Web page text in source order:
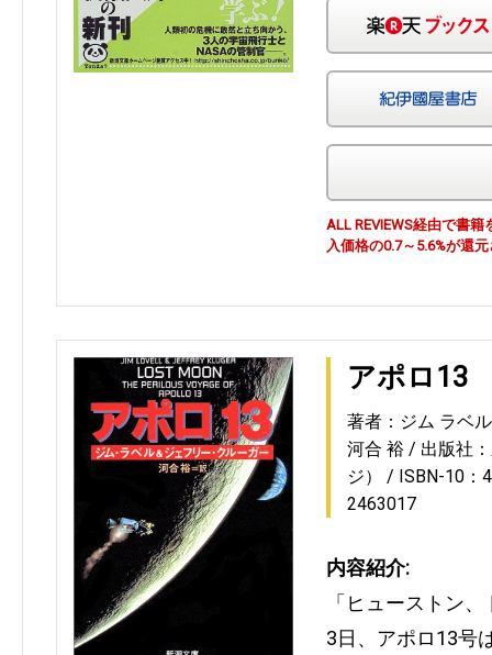
ALL REVIEWS経由で書
入価格の0.7～5.6%が還
アポロ13
著者：ジム ラベ
河合 裕
出版社
ジ）
ISBN-10：
2463017
内容紹介:
「ヒューストン
3日、アポロ13号